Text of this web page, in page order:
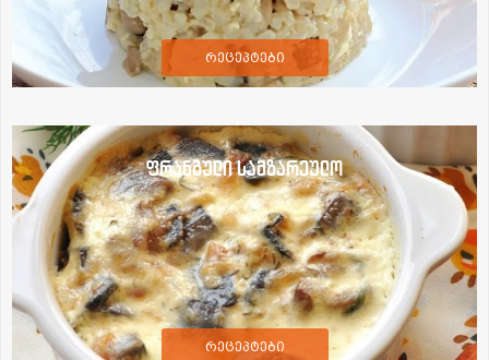
რეცეპტები
ფრანგული სამზარეულო
რეცეპტები